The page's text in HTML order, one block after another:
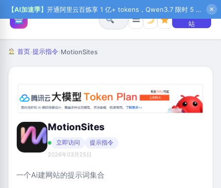
【AI加速季】 开通阿里云百炼享 1 亿+ tokens，Qwen3.7 限时 5 折起，秒悟新注送 1 万积分，加入 OPC 赢百万助力金，QoderWork CN 首月 0 元 ✕
☰
+ 提交网
站
首页›提示指令›MotionSites
MotionSites
立即访问 提示指令
2026年03月25日
一个Ai建网站的提示词集合